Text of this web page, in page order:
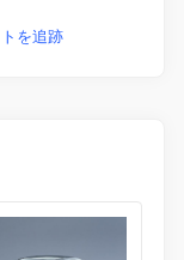
を追跡